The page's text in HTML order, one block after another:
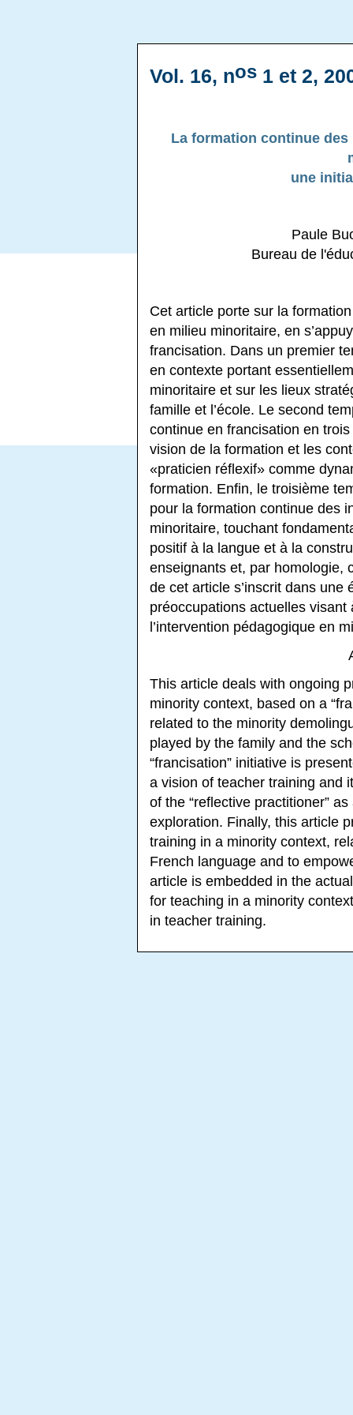
Vol. 16, nos 1 et 2,
La formation continue
une
Paule
Bureau de
Cet article porte sur la
en milieu minoritaire, en
francisation. Dans un premier
en contexte portant
minoritaire et sur les lieux
famille et l’école. Le second
continue en francisation en
vision de la formation et les
«praticien réflexif» comme
formation. Enfin, le troisième
pour la formation continue des
minoritaire, touchant
positif à la langue et à la
enseignants et, par homologie,
de cet article s’inscrit dans
préoccupations actuelles
l’intervention pédagogique en
This article deals with ongoing
minority context, based on a
related to the minority
played by the family and the
“francisation” initiative is
a vision of teacher training and
of the “reflective practitioner”
exploration. Finally, this article
training in a minority context,
French language and to
article is embedded in the
for teaching in a minority
in teacher training.